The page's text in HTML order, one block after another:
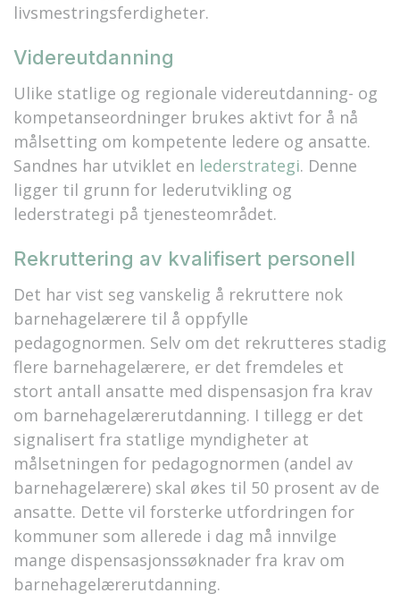
livsmestringsferdigheter.
Videreutdanning
Ulike statlige og regionale videreutdanning- og
kompetanseordninger brukes aktivt for å nå
målsetting om kompetente ledere og ansatte.
Sandnes har utviklet en lederstrategi. Denne
ligger til grunn for lederutvikling og
lederstrategi på tjenesteområdet.
Rekruttering av kvalifisert personell
Det har vist seg vanskelig å rekruttere nok
barnehagelærere til å oppfylle
pedagognormen. Selv om det rekrutteres stadig
flere barnehagelærere, er det fremdeles et
stort antall ansatte med dispensasjon fra krav
om barnehagelærerutdanning. I tillegg er det
signalisert fra statlige myndigheter at
målsetningen for pedagognormen (andel av
barnehagelærere) skal økes til 50 prosent av de
ansatte. Dette vil forsterke utfordringen for
kommuner som allerede i dag må innvilge
mange dispensasjonssøknader fra krav om
barnehagelærerutdanning.